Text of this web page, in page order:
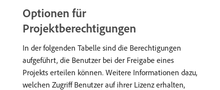
Optionen für
Projektberechtigungen
In der folgenden Tabelle sind die Berechtigungen
aufgeführt, die Benutzer bei der Freigabe eines
Projekts erteilen können. Weitere Informationen dazu,
welchen Zugriff Benutzer auf ihrer Lizenz erhalten,